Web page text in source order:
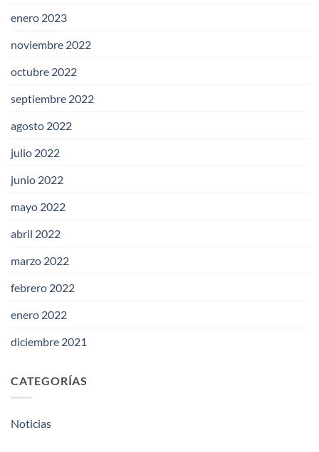
enero 2023
noviembre 2022
octubre 2022
septiembre 2022
agosto 2022
julio 2022
junio 2022
mayo 2022
abril 2022
marzo 2022
febrero 2022
enero 2022
diciembre 2021
CATEGORÍAS
Noticias